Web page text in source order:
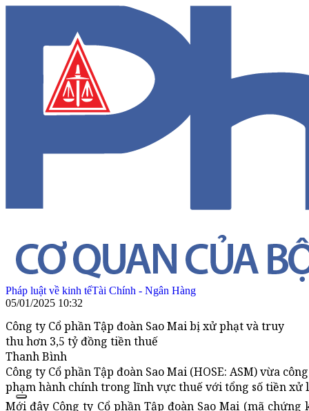
Pháp luật về kinh tếTài Chính - Ngân Hàng
05/01/2025 10:32
Công ty Cổ phần Tập đoàn Sao Mai bị xử phạt và truy
thu hơn 3,5 tỷ đồng tiền thuế
Thanh Bình
Công ty Cổ phần Tập đoàn Sao Mai (HOSE: ASM) vừa
phạm hành chính trong lĩnh vực thuế với tổng số tiền xử
Mới đây Công ty Cổ phần Tập đoàn Sao Mai (mã